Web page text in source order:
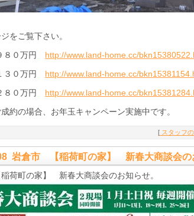
をご覧下さい。
８０万円 http://www.land-home.cc/
３０万円 http://www.land-home.cc/
８０万円 http://www.land-home.cc/
約の場合、お年玉キャンペーン実施中です。
[ スタッフ
岩倉市 【稲荷町の家】 新春大商談会の
荷町の家】 新春大商談会のお知らせ。